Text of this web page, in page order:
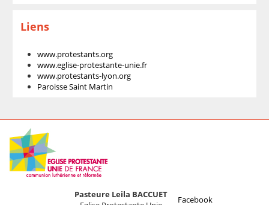
Liens
www.protestants.org
www.eglise-protestante-unie.fr
www.protestants-lyon.org
Paroisse Saint Martin
Pasteure Leila BACCUET
Facebook